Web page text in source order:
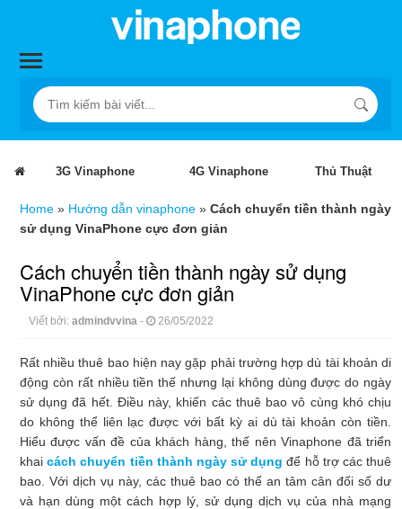
3G Vinaphone 4G Vinaphone Thủ Thuật
Home » Hướng dẫn vinaphone » Cách chuyển tiền thành ngày
sử dụng VinaPhone cực đơn giản
Cách chuyển tiền thành ngày sử dụng
VinaPhone cực đơn giản
Viết bởi: admindvvina - 26/05/2022
Rất nhiều thuê bao hiện nay gặp phải trường hợp dù tài khoản di
động còn rất nhiều tiền thế nhưng lại không dùng được do ngày
sử dụng đã hết. Điều này, khiến các thuê bao vô cùng khó chịu
do không thể liên lạc được với bất kỳ ai dù tài khoản còn tiền.
Hiểu được vấn đề của khách hàng, thế nên Vinaphone đã triển
khaicách chuyển tiền thành ngày sử dụng để hỗ trợ các thuê
bao. Với dịch vụ này, các thuê bao có thể an tâm cân đối số dư
và hạn dùng một cách hợp lý, sử dụng dịch vụ của nhà mạng